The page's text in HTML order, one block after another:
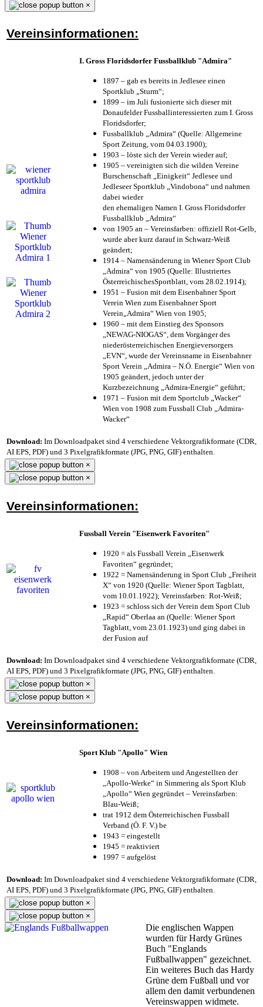
×
Vereinsinformationen:
I. Gross Floridsdorfer Fussballklub "Admira"
1897 – gab es bereits in Jedlesee einen
Sportklub „Sturm“;
1899 – im Juli fusionierte sich dieser mit
Donaufelder Fussballinteressierten zum I. Gross
Floridsdorfer;
Fussballklub „Admira“ (Quelle: Allgemeine
Sport Zeitung, vom 04.03.1900);
1903 – löste sich der Verein wieder auf;
1905 – vereinigten sich die wilden Vereine
Burschenschaft „Einigkeit“ Jedlesee und
Jedleseer Sportklub „Vindobona“ und nahmen
dabei wieder
den ehemaligen Namen I. Gross Floridsdorfer
Fussballklub „Admira“
von 1905 an – Vereinsfarben: offiziell Rot-Gelb,
wurde aber kurz darauf in Schwarz-Weiß
geändert;
1914 – Namensänderung in Wiener Sport Club
„Admira“ von 1905 (Quelle: Illustriertes
ÖsterreichischesSportblatt, vom 28.02.1914);
1951 – Fusion mit dem Eisenbahner Sport
Verein Wien zum Eisenbahner Sport
Verein„Admira“ Wien von 1905;
1960 – mit dem Einstieg des Sponsors
„NEWAG-NIOGAS“, dem Vorgänger des
niederösterreichischen Energieversorgers
„EVN“, wurde der Vereinsname in Eisenbahner
Sport Verein „Admira – N.Ö. Energie“ Wien von
1905 geändert, jedoch unter der
Kurzbezeichnung „Admira-Energie“ geführt;
1971 – Fusion mit dem Sportclub „Wacker“
Wien von 1908 zum Fussball Club „Admira-
Wacker“
Download: Im Downloadpaket sind 4 verschiedene Vektorgrafikformate (CDR,
AI EPS, PDF) und 3 Pixelgrafikformate (JPG, PNG, GIF) enthalten.
×
×
Vereinsinformationen:
Fussball Verein "Eisenwerk Favoriten"
1920 = als Fussball Verein „Eisenwerk
Favoriten“ gegründet;
1922 = Namensänderung in Sport Club „Freiheit
X“ von 1920 (Quelle: Wiener Sport Tagblatt,
vom 10.01.1922); Vereinsfarben: Rot-Weiß;
1923 = schloss sich der Verein dem Sport Club
„Rapid“ Oberlaa an (Quelle: Wiener Sport
Tagblatt, vom 23.01.1923) und ging dabei in
der Fusion auf
Download: Im Downloadpaket sind 4 verschiedene Vektorgrafikformate (CDR,
AI EPS, PDF) und 3 Pixelgrafikformate (JPG, PNG, GIF) enthalten.
×
×
Vereinsinformationen:
Sport Klub "Apollo" Wien
1908 – von Arbeitern und Angestellten der
„Apollo-Werke“ in Simmering als Sport Klub
„Apollo“ Wien gegründet – Vereinsfarben:
Blau-Weiß;
trat 1912 dem Österreichischen Fussball
Verband (Ö. F. V.) be
1943 = eingestellt
1945 = reaktiviert
1997 = aufgelöst
Download: Im Downloadpaket sind 4 verschiedene Vektorgrafikformate (CDR,
AI EPS, PDF) und 3 Pixelgrafikformate (JPG, PNG, GIF) enthalten.
×
×
Die englischen Wappen
wurden für Hardy Grünes
Buch "Englands
Fußballwappen" gezeichnet.
Ein weiteres Buch das Hardy
Grüne dem Fußball und vor
allem den damit verbundenen
Vereinswappen widmete.